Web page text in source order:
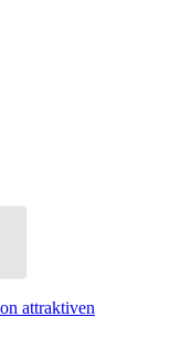
attraktiven